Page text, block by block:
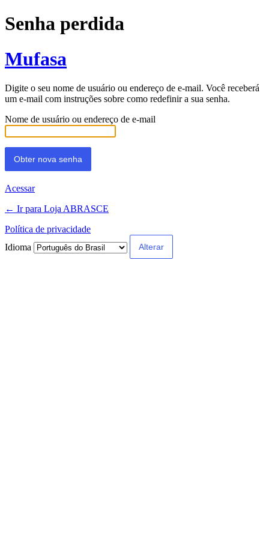
Senha perdida
Mufasa
Digite o seu nome de usuário ou endereço de e-mail. Você receberá
um e-mail com instruções sobre como redefinir a sua senha.
Nome de usuário ou endereço de e-mail
Acessar
← Ir para Loja ABRASCE
Política de privacidade
Idioma